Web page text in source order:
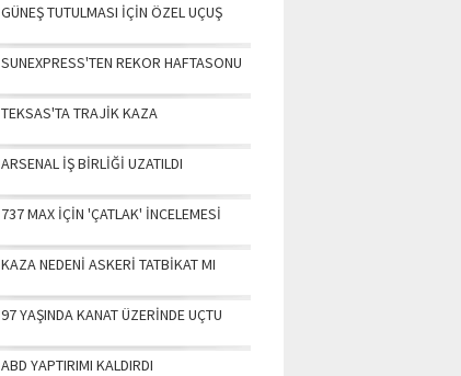
GÜNEŞ TUTULMASI İÇİN ÖZEL UÇUŞ
SUNEXPRESS'TEN REKOR HAFTASONU
TEKSAS'TA TRAJİK KAZA
ARSENAL İŞ BİRLİĞİ UZATILDI
737 MAX İÇİN 'ÇATLAK' İNCELEMESİ
KAZA NEDENİ ASKERİ TATBİKAT MI
97 YAŞINDA KANAT ÜZERİNDE UÇTU
ABD YAPTIRIMI KALDIRDI